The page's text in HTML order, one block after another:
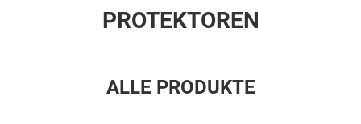
PROTEKTOREN
ALLE PRODUKTE